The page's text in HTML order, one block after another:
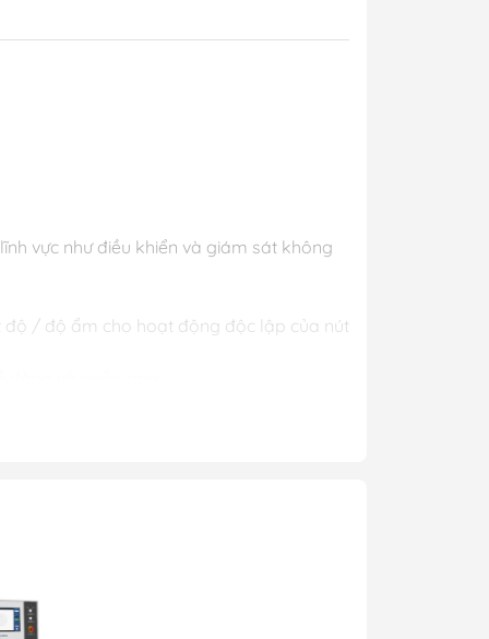
viện thông
vực như điều khiển và giám sát không
độ / độ ẩm cho hoạt động độc lập của nút
và ngắn gọn